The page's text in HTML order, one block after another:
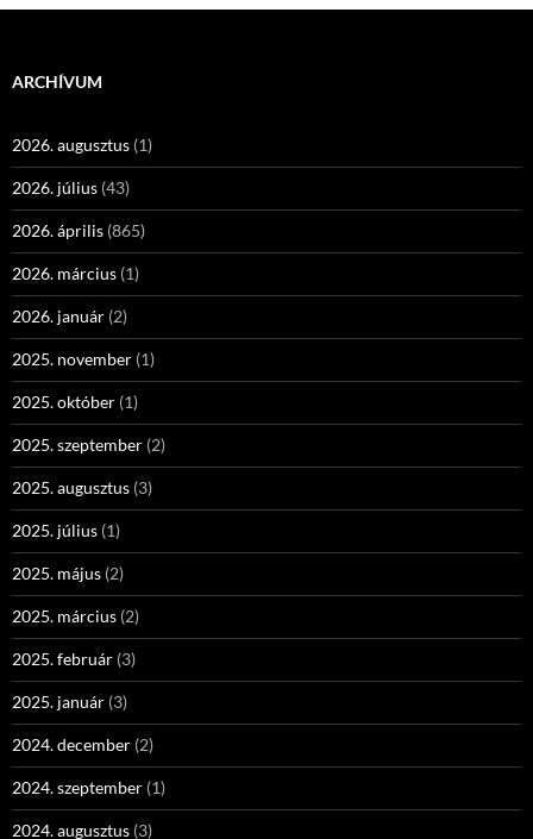
ARCHÍVUM
2026. augusztus (1)
2026. július (43)
2026. április (865)
2026. március (1)
2026. január (2)
2025. november (1)
2025. október (1)
2025. szeptember (2)
2025. augusztus (3)
2025. július (1)
2025. május (2)
2025. március (2)
2025. február (3)
2025. január (3)
2024. december (2)
2024. szeptember (1)
2024. augusztus (3)